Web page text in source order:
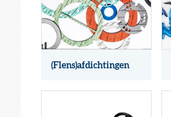
(Flens)afdichtingen